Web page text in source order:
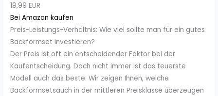
19,99 EUR
Bei Amazon kaufen
Preis-Leistungs-Verhältnis: Wie viel sollte man für ein gutes
Backformset investieren?
Der Preis ist oft ein entscheidender Faktor bei der
Kaufentscheidung. Doch nicht immer ist das teuerste
Modell auch das beste. Wir zeigen Ihnen, welche
Backformsetsauch in der mittleren Preisklasse überzeugen